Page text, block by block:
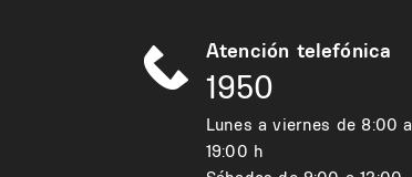
Atención telefónica
1950
Lunes a viernes de 8:00 a
19:00 h